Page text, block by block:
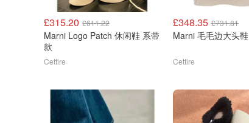
£315.20 £611.22
Marni Logo Patch 休闲鞋 系带
款
Cettire
£348.35 £731.81
Marni 毛毛边大头鞋
Cettire